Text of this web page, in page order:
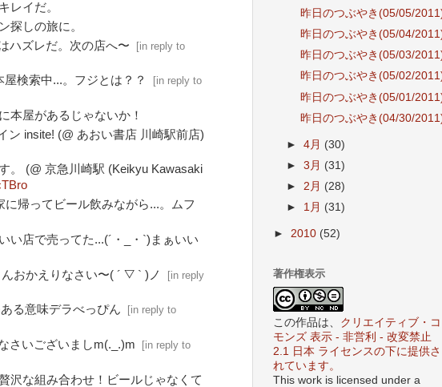
レイだ。
探しの旅に。
ハズレだ。次の店へ〜 [in reply to
屋検索中...。フジとは？？ [in reply to
本屋があるじゃないか！
ン insite! (@ あおい書店 川崎駅前店)
。 (@ 京急川崎駅 (Keikyu Kawasaki
に帰ってビール飲みながら...。ムフ
い店で売ってた...(´・_・`)まぁいい
おかえりなさい〜( ´ ▽ ` )ノ [in reply
る意味デラべっぴん [in reply to
さいございましm(._.)m [in reply to
沢な組み合わせ！ビールじゃなくて
昨日のつぶやき(05/05/
昨日のつぶやき(05/04/
昨日のつぶやき(05/03/
昨日のつぶやき(05/02/
昨日のつぶやき(05/01/
昨日のつぶやき(04/30/
►4月 (30)
►3月 (31)
► 2月 (28)
► 1月 (31)
► 2010 (52)
著作権表示
この作品は、 クリエイティブ・コ
モンズ 表示 - 非営利 - 改変禁止
2.1 日本 ライセンスの下に提供さ
れています。
This work is licensed under a